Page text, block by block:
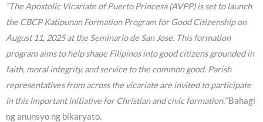
“The Apostolic Vicariate of Puerto Princesa (AVPP) is set to launch
the CBCP Katipunan Formation Program for Good Citizenship on
August 11, 2025 at the Seminario de San Jose. This formation
program aims to help shape Filipinos into good citizens grounded in
faith, moral integrity, and service to the common good. Parish
representatives from across the vicariate are invited to participate
in this important initiative for Christian and civic formation.”Bahagi
ng anunsyo ng bikaryato.